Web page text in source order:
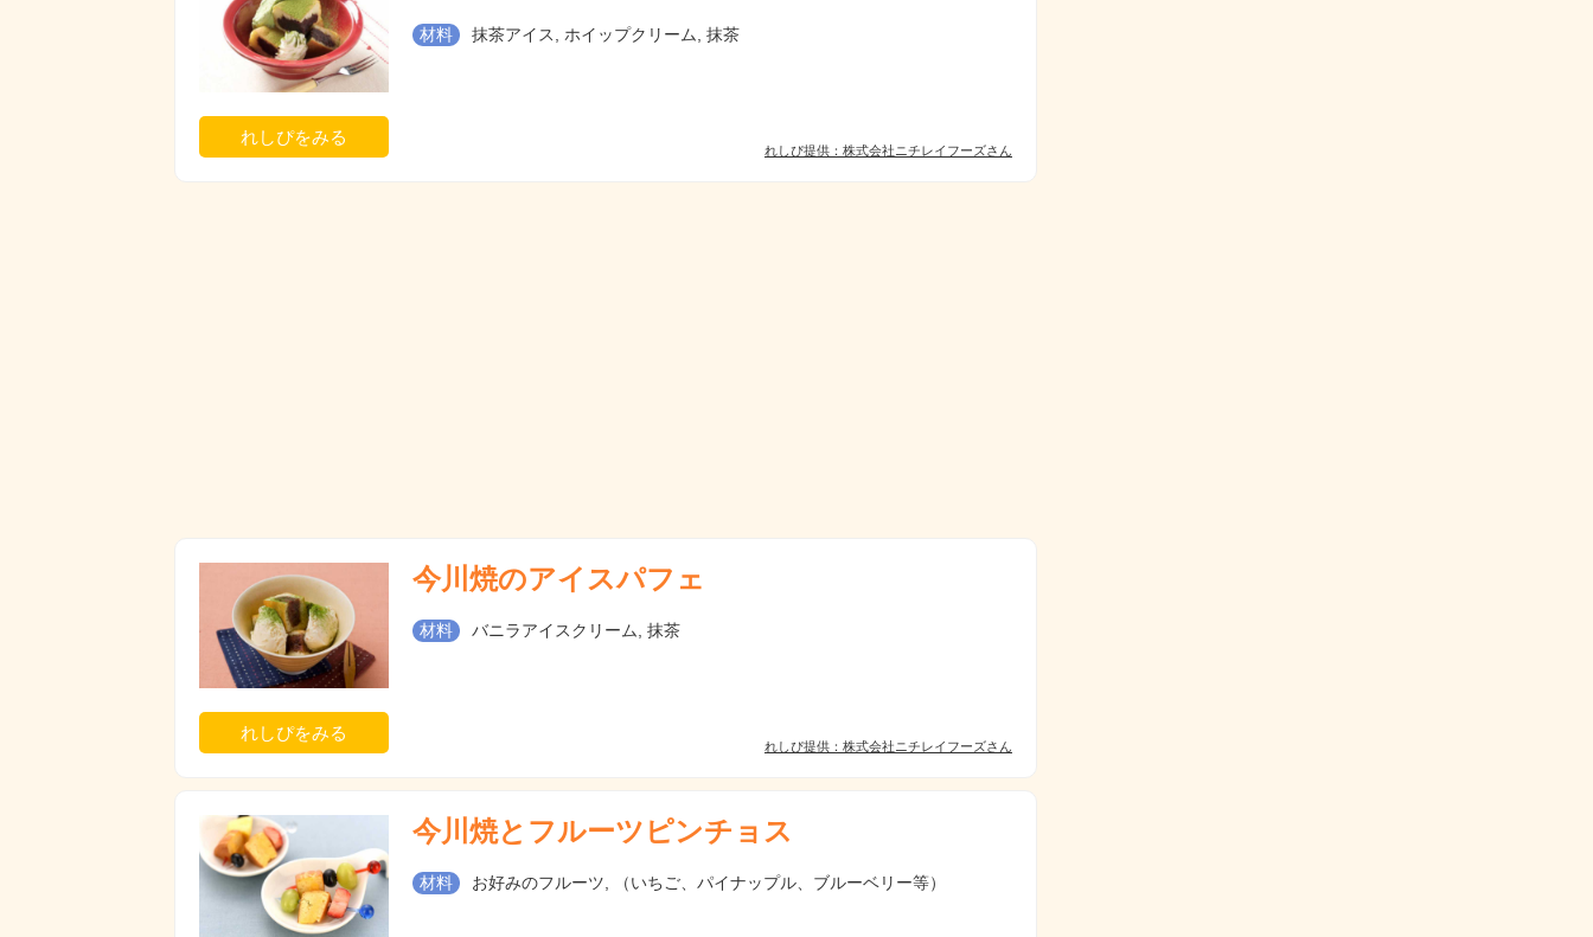
れしぴをみる
材料 抹茶アイス, ホイップクリーム, 抹茶
れしぴ提供：株式会社ニチレイフーズさん
れしぴをみる
今川焼のアイスパフェ
材料 バニラアイスクリーム, 抹茶
れしぴ提供：株式会社ニチレイフーズさん
今川焼とフルーツピンチョス
材料 お好みのフルーツ, （いちご、パイナップル、ブルーベリー等）